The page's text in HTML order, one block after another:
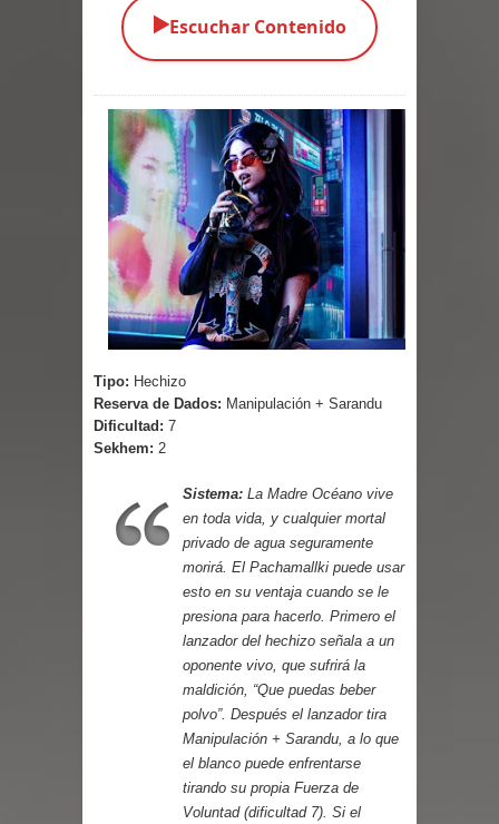
Parte 05: Los Horrores del Infierno
Parte 03: La Traición
Parte 02: Vuelve el Hijo Prodigo
Parte 01: El Comienzo
Parte 01: El Enemigo Interior
Exaltados y Muertos Vivientes
Los Monstruos más Buscados
Cuentos
▶️Escuchar Contenido
Tipo: Hechizo
Reserva de Dados: Manipulación + Sarandu
Dificultad: 7
Sekhem: 2
Sistema: La Madre Océano vive
en toda vida, y cualquier mortal
privado de agua seguramente
morirá. El Pachamallki puede usar
esto en su ventaja cuando se le
presiona para hacerlo. Primero el
lanzador del hechizo señala a un
oponente vivo, que sufrirá la
maldición, “Que puedas beber
polvo”. Después el lanzador tira
Manipulación + Sarandu, a lo que
el blanco puede enfrentarse
tirando su propia Fuerza de
Voluntad (dificultad 7). Si el